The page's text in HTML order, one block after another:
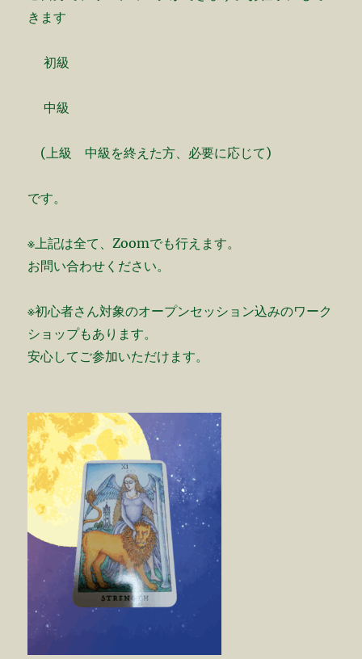
きます
初級
中級
(上級 中級を終えた方、必要に応じて)
です。
※上記は全て、Zoomでも行えます。
お問い合わせください。
※初心者さん対象のオープンセッション込みのワーク
ショップもあります。
安心してご参加いただけます。